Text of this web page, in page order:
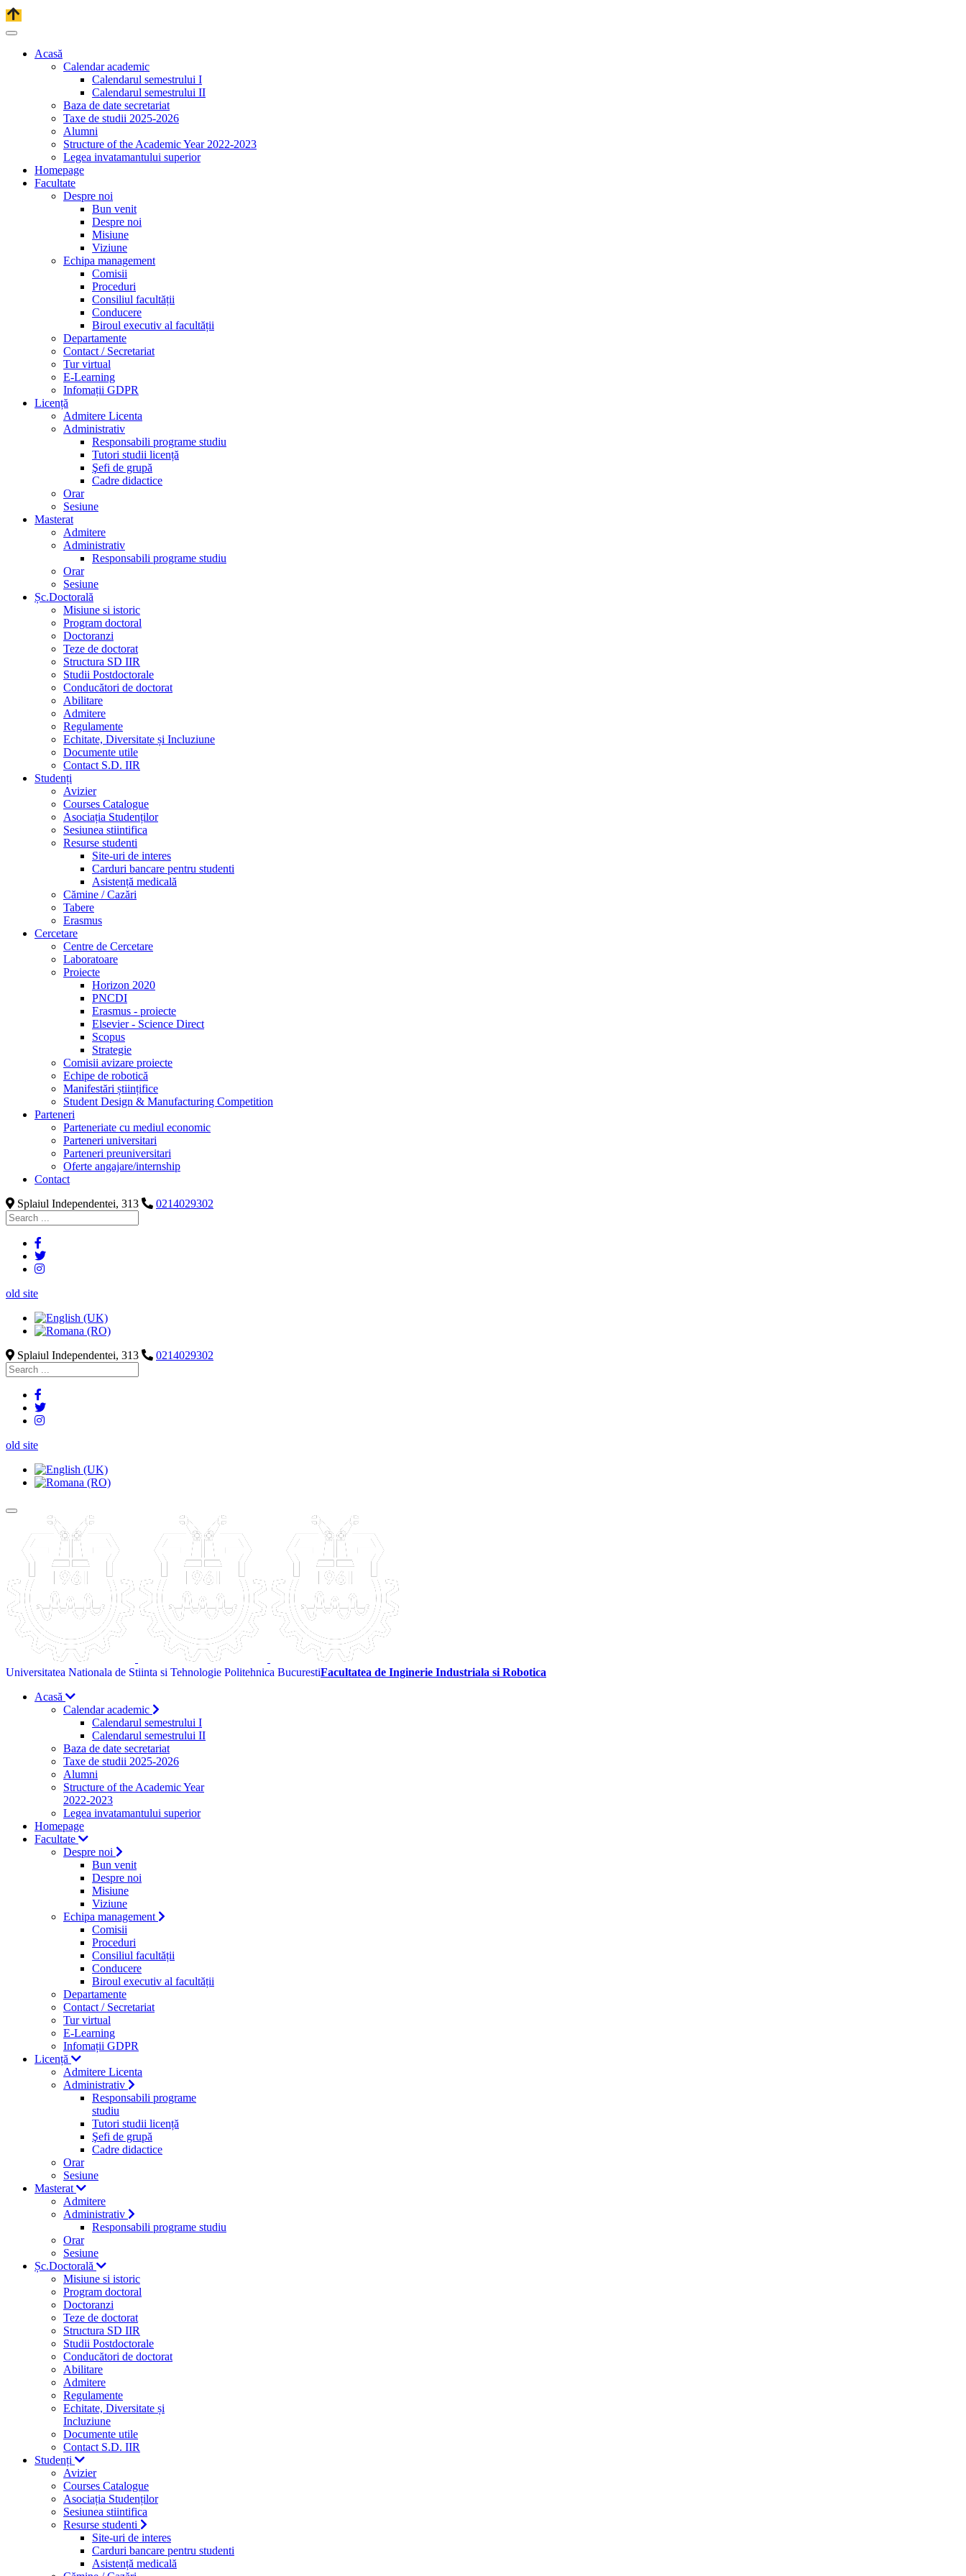
Acasă
Calendar academic
Calendarul semestrului I
Calendarul semestrului II
Baza de date secretariat
Taxe de studii 2025-2026
Alumni
Structure of the Academic Year 2022-2023
Legea invatamantului superior
Homepage
Facultate
Despre noi
Bun venit
Despre noi
Misiune
Viziune
Echipa management
Comisii
Proceduri
Consiliul facultății
Conducere
Biroul executiv al facultății
Departamente
Contact / Secretariat
Tur virtual
E-Learning
Infomații GDPR
Licență
Admitere Licenta
Administrativ
Responsabili programe studiu
Tutori studii licență
Şefi de grupă
Cadre didactice
Orar
Sesiune
Masterat
Admitere
Administrativ
Responsabili programe studiu
Orar
Sesiune
Șc.Doctorală
Misiune si istoric
Program doctoral
Doctoranzi
Teze de doctorat
Structura SD IIR
Studii Postdoctorale
Conducători de doctorat
Abilitare
Admitere
Regulamente
Echitate, Diversitate și Incluziune
Documente utile
Contact S.D. IIR
Studenți
Avizier
Courses Catalogue
Asociația Studenților
Sesiunea stiintifica
Resurse studenti
Site-uri de interes
Carduri bancare pentru studenti
Asistență medicală
Cămine / Cazări
Tabere
Erasmus
Cercetare
Centre de Cercetare
Laboratoare
Proiecte
Horizon 2020
PNCDI
Erasmus - proiecte
Elsevier - Science Direct
Scopus
Strategie
Comisii avizare proiecte
Echipe de robotică
Manifestări științifice
Student Design & Manufacturing Competition
Parteneri
Parteneriate cu mediul economic
Parteneri universitari
Parteneri preuniversitari
Oferte angajare/internship
Contact
Splaiul Independentei, 313
0214029302
old site
Splaiul Independentei, 313 0214029302
old site
Universitatea Nationala de Stiinta si Tehnologie Politehnica BucurestiFacultatea de Inginerie Industriala si Robotica
Acasă
Calendar academic
Calendarul semestrului I
Calendarul semestrului II
Baza de date secretariat
Taxe de studii 2025-2026
Alumni
Structure of the Academic Year
2022-2023
Legea invatamantului superior
Homepage
Facultate
Despre noi
Bun venit
Despre noi
Misiune
Viziune
Echipa management
Comisii
Proceduri
Consiliul facultății
Conducere
Biroul executiv al facultății
Departamente
Contact / Secretariat
Tur virtual
E-Learning
Infomații GDPR
Licență
Admitere Licenta
Administrativ
Responsabili programe
studiu
Tutori studii licență
Şefi de grupă
Cadre didactice
Orar
Sesiune
Masterat
Admitere
Administrativ
Responsabili programe studiu
Orar
Sesiune
Șc.Doctorală
Misiune si istoric
Program doctoral
Doctoranzi
Teze de doctorat
Structura SD IIR
Studii Postdoctorale
Conducători de doctorat
Abilitare
Admitere
Regulamente
Echitate, Diversitate și
Incluziune
Documente utile
Contact S.D. IIR
Studenți
Avizier
Courses Catalogue
Asociația Studenților
Sesiunea stiintifica
Resurse studenti
Site-uri de interes
Carduri bancare pentru studenti
Asistență medicală